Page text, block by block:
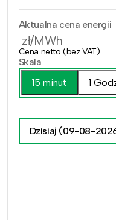
Aktualna cena energii
zł/MWh
Cena netto (bez VAT)
Skala
15 minut
1
Dzisiaj (09-08-